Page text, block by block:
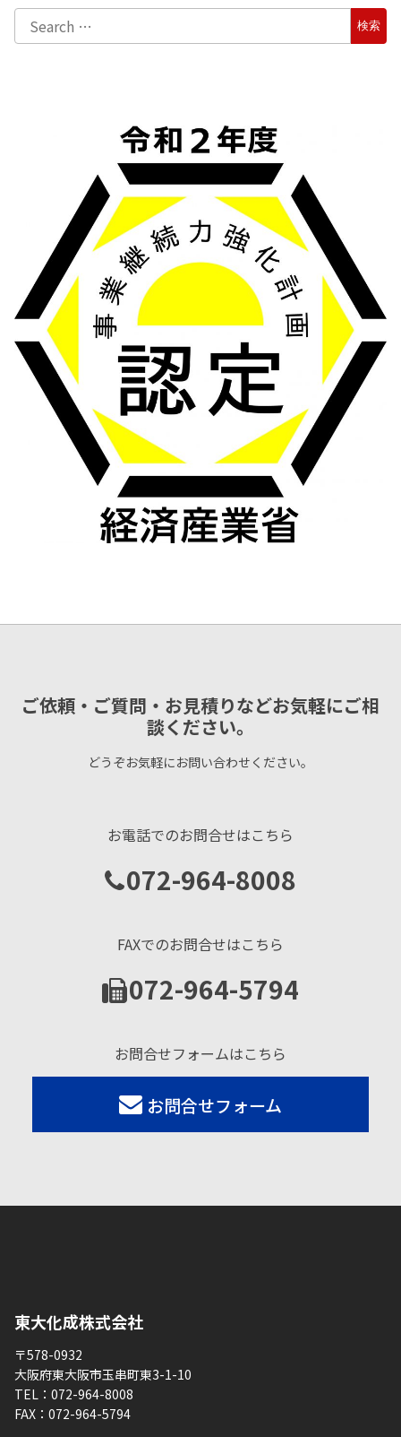
ご依頼・ご質問・お見積りなどお気軽にご相
談ください。
どうぞお気軽にお問い合わせください。
お電話でのお問合せはこちら
072-964-8008
FAXでのお問合せはこちら
072-964-5794
お問合せフォームはこちら
お問合せフォーム
東大化成株式会社
〒578-0932
大阪府東大阪市玉串町東3-1-10
TEL： 072-964-8008
FAX： 072-964-5794